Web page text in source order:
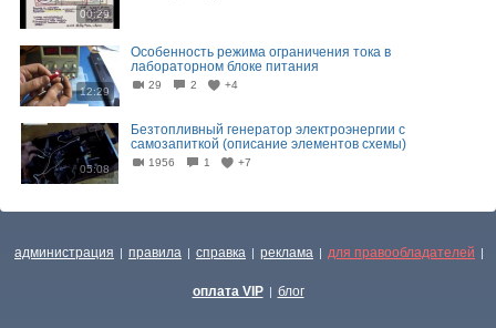
00:29
12:29
Особенность режима ограничения тока в
лабораторном блоке питания
29 2 +4
05:08
Безтопливный генератор электроэнергии с
самозапиткой (описание элементов схемы)
1956 1 +7
администрация | правила | справка | реклама | для правообладателей |
оплата VIP | блог